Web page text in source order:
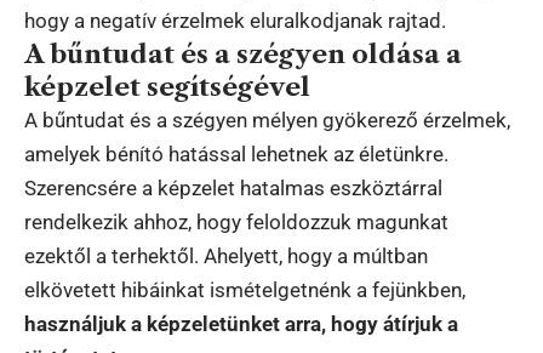
hogy a negatív érzelmek eluralkodjanak rajtad.
A bűntudat és a szégyen oldása a
képzelet segítségével
A bűntudat és a szégyen mélyen gyökerező érzelmek,
amelyek bénító hatással lehetnek az életünkre.
Szerencsére a képzelet hatalmas eszköztárral
rendelkezik ahhoz, hogy feloldozzuk magunkat
ezektől a terhektől. Ahelyett, hogy a múltban
elkövetett hibáinkat ismételgetnénk a fejünkben,
használjuk a képzeletünket arra, hogy átírjuk a